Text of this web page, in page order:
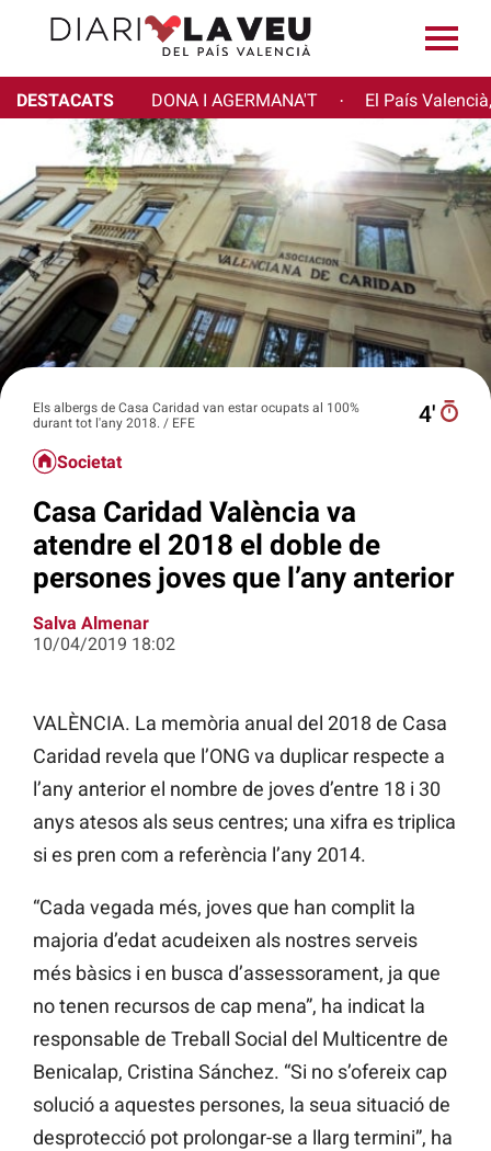
DESTACATS DONA I AGERMANA'T · El País
Els albergs de Casa Caridad van estar ocupats al 100%
durant tot l'any 2018. / EFE
4′
Societat
Casa Caridad València va
atendre el 2018 el doble de
persones joves que l’any anterior
Salva Almenar
10/04/2019 18:02
VALÈNCIA. La memòria anual del 2018 de Casa
Caridad revela que l’ONG va duplicar respecte a
l’any anterior el nombre de joves d’entre 18 i 30
anys atesos als seus centres; una xifra es triplica
si es pren com a referència l’any 2014.
“Cada vegada més, joves que han complit la
majoria d’edat acudeixen als nostres serveis
més bàsics i en busca d’assessorament, ja que
no tenen recursos de cap mena”, ha indicat la
responsable de Treball Social del Multicentre de
Benicalap, Cristina Sánchez. “Si no s’ofereix cap
solució a aquestes persones, la seua situació de
desprotecció pot prolongar-se a llarg termini”, ha